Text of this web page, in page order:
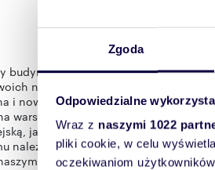
Zgoda
Odpowiedzialne
Wraz z naszymi 1022
pliki cookie, w celu
oczekiwaniom
budynek oferujący do wynajęcia
najemców 36 podziemnych i 30
i nowoczesna elewacja oraz wysoki
warszawskiej Pradze. Lokalizacja
jak i własnym środkiem transportu.
należy doliczyć koszty eksploatacji,
biurem w celu uzyskania